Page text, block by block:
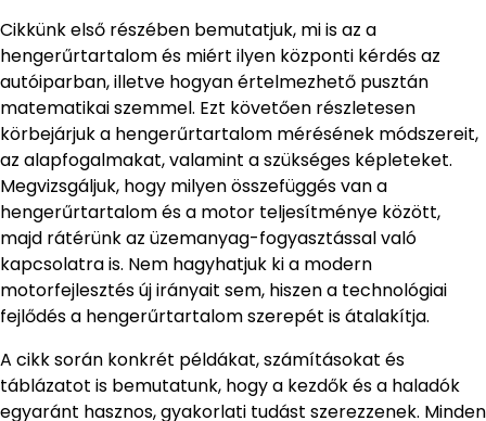
Cikkünk első részében bemutatjuk, mi is az a
hengerűrtartalom és miért ilyen központi kérdés az
autóiparban, illetve hogyan értelmezhető pusztán
matematikai szemmel. Ezt követően részletesen
körbejárjuk a hengerűrtartalom mérésének módszereit,
az alapfogalmakat, valamint a szükséges képleteket.
Megvizsgáljuk, hogy milyen összefüggés van a
hengerűrtartalom és a motor teljesítménye között,
majd rátérünk az üzemanyag-fogyasztással való
kapcsolatra is. Nem hagyhatjuk ki a modern
motorfejlesztés új irányait sem, hiszen a technológiai
fejlődés a hengerűrtartalom szerepét is átalakítja.
A cikk során konkrét példákat, számításokat és
táblázatot is bemutatunk, hogy a kezdők és a haladók
egyaránt hasznos, gyakorlati tudást szerezzenek. Minden